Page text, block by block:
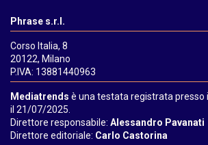
Phrase s.r.l.
Corso Italia, 8
20122, Milano
P.IVA: 13881440963
Mediatrends è una testata registrata presso
il 21/07/2025.
Direttore responsabile: Alessandro Pavanati
Direttore editoriale: Carlo Castorina